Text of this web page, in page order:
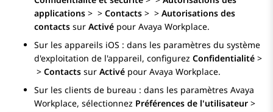
applications > > Contacts > > Autorisations des
contacts sur Activé pour Avaya Workplace.
Sur les appareils iOS : dans les paramètres du système
d'exploitation de l'appareil, configurez Confidentialité >
> Contacts sur Activé pour Avaya Workplace.
Sur les clients de bureau : dans les paramètres Avaya
Workplace, sélectionnez Préférences de l'utilisateur >